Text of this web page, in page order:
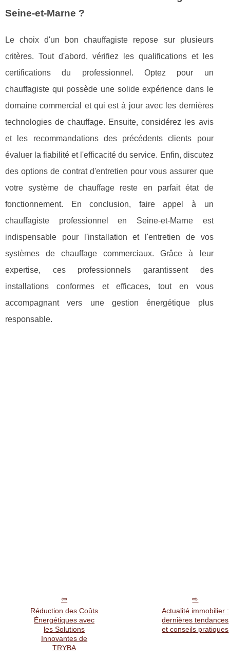
Seine-et-Marne ?
Le choix d'un bon chauffagiste repose sur plusieurs
critères. Tout d'abord, vérifiez les qualifications et les
certifications du professionnel. Optez pour un
chauffagiste qui possède une solide expérience dans le
domaine commercial et qui est à jour avec les dernières
technologies de chauffage. Ensuite, considérez les avis
et les recommandations des précédents clients pour
évaluer la fiabilité et l'efficacité du service. Enfin, discutez
des options de contrat d'entretien pour vous assurer que
votre système de chauffage reste en parfait état de
fonctionnement. En conclusion, faire appel à un
chauffagiste professionnel en Seine-et-Marne est
indispensable pour l'installation et l'entretien de vos
systèmes de chauffage commerciaux. Grâce à leur
expertise, ces professionnels garantissent des
installations conformes et efficaces, tout en vous
accompagnant vers une gestion énergétique plus
responsable.
Réduction des Coûts
Énergétiques avec
les Solutions
Innovantes de
TRYBA
Actualité immobilier :
dernières tendances
et conseils pratiques